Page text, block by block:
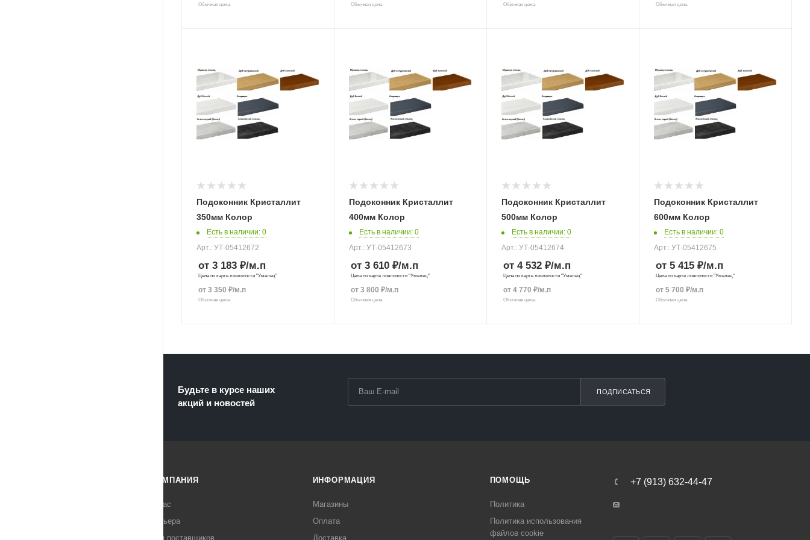
Обычная цена. Обычная цена. Обычная цена. Обычная цена.
Подоконник Кристаллит
350мм Колор
Есть в наличии: 0
Арт.: УТ-05412672
от 3 183 ₽/м.п
Цена по карте лояльности "Умелец"
от 3 350 ₽/м.п
Обычная цена.
Подоконник Кристаллит
400мм Колор
Есть в наличии: 0
Арт.: УТ-05412673
от 3 610 ₽/м.п
Цена по карте лояльности "Умелец"
от 3 800 ₽/м.п
Обычная цена.
Подоконник Кристаллит
500мм Колор
Есть в наличии: 0
Арт.: УТ-05412674
от 4 532 ₽/м.п
Цена по карте лояльности "Умелец"
от 4 770 ₽/м.п
Обычная цена.
Подоконник Кристаллит
600мм Колор
Есть в наличии: 0
Арт.: УТ-05412675
от 5 415 ₽/м.п
Цена по карте лояльности "Умелец"
от 5 700 ₽/м.п
Обычная цена.
Будьте в курсе наших
акций и новостей
ПОДПИСАТЬСЯ
КОМПАНИЯ
О нас
Карьера
Для поставщиков
ИНФОРМАЦИЯ
Магазины
Оплата
Доставка
ПОМОЩЬ
Политика
Политика использования
файлов cookie
+7 (913) 632-44-47
раз в 2 недели